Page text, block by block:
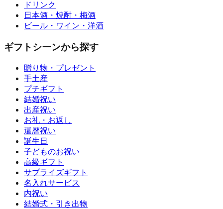
ドリンク
日本酒・焼酎・梅酒
ビール・ワイン・洋酒
ギフトシーンから探す
贈り物・プレゼント
手土産
プチギフト
結婚祝い
出産祝い
お礼・お返し
還暦祝い
誕生日
子どものお祝い
高級ギフト
サプライズギフト
名入れサービス
内祝い
結婚式・引き出物